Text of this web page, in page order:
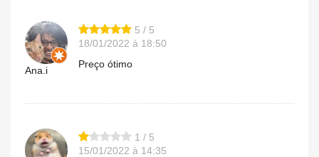
Ana.i
5 / 5
18/01/2022 à 18:50
Preço ótimo
1 / 5
15/01/2022 à 14:35